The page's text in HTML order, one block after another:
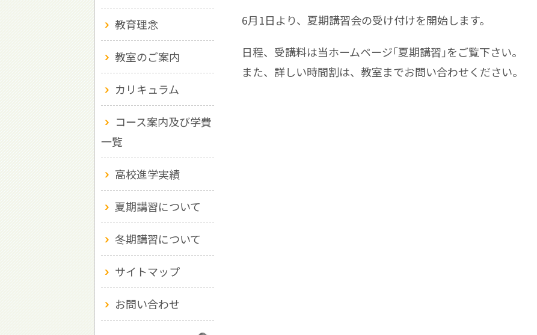
6月1日より、夏期講習会の受け付けを開始します。
日程、受講料は当ホームページ｢夏期講習｣をご覧下さい。
また、詳しい時間割は、教室までお問い合わせください。
教育理念
教室のご案内
カリキュラム
コース案内及び学費
一覧
高校進学実績
夏期講習について
冬期講習について
サイトマップ
お問い合わせ